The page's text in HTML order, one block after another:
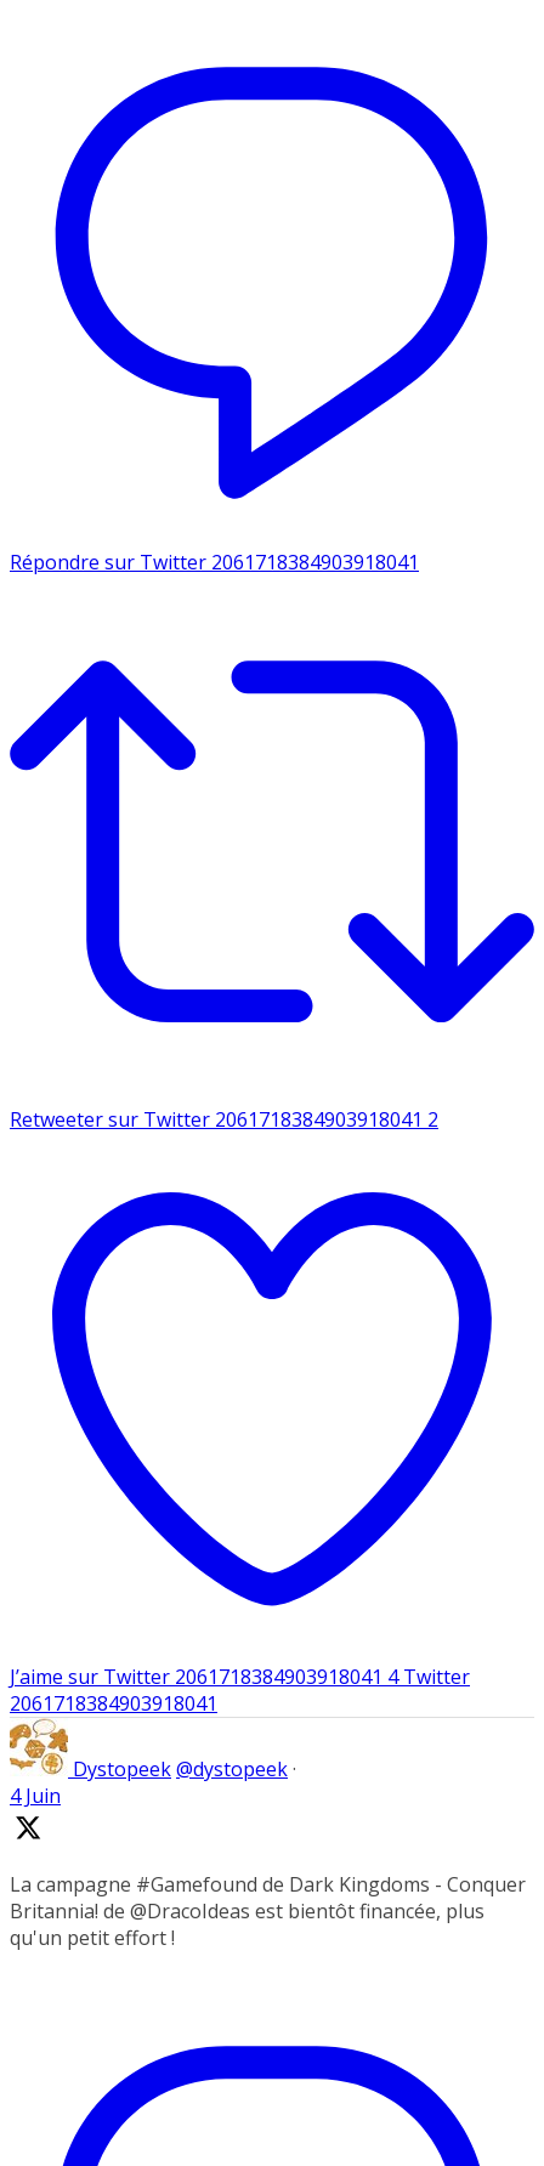
Répondre sur Twitter 2061718384903918041
Retweeter sur Twitter 2061718384903918041 2
J’aime sur Twitter 2061718384903918041 4 Twitter
2061718384903918041
Dystopeek@dystopeek·
4 Juin
La campagne #Gamefound de Dark Kingdoms - Conquer
Britannia! de @DracoIdeas est bientôt financée, plus
qu'un petit effort !